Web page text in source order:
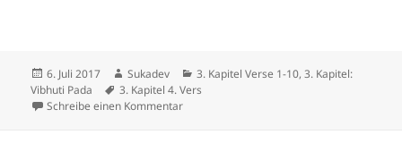
Veröffentlicht
am
6. Juli 2017 Autor
Sukadev Kategorien
3. Kapitel Verse 1-10,3. Kapitel:
Vibhuti Pada
Schlagwörter
3. Kapitel 4. Vers
Schreibe einen Kommentarzu Kapitel 3, Vers 4